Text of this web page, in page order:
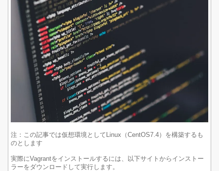
注：この記事では仮想環境としてLinux（CentOS7.4）を構築するも
のとします
実際にVagrantをインストールするには、以下サイトからインストー
ラーをダウンロードして実行します。